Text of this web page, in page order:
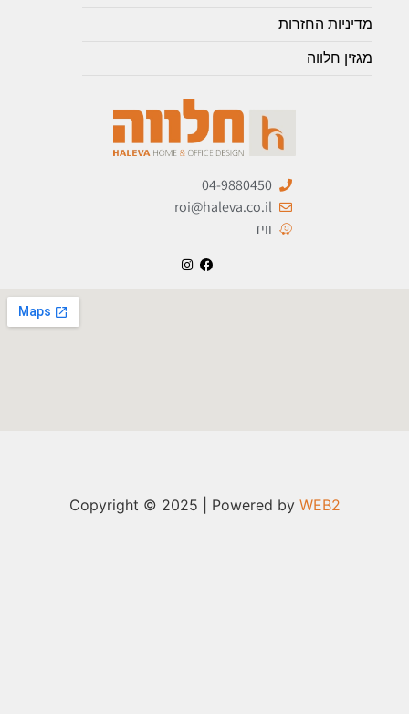
מדיניות החזרות
מגזין חלווה
04-9880450
roi@haleva.co.il
וויז
Copyright © 2025 | Powered by WEB2